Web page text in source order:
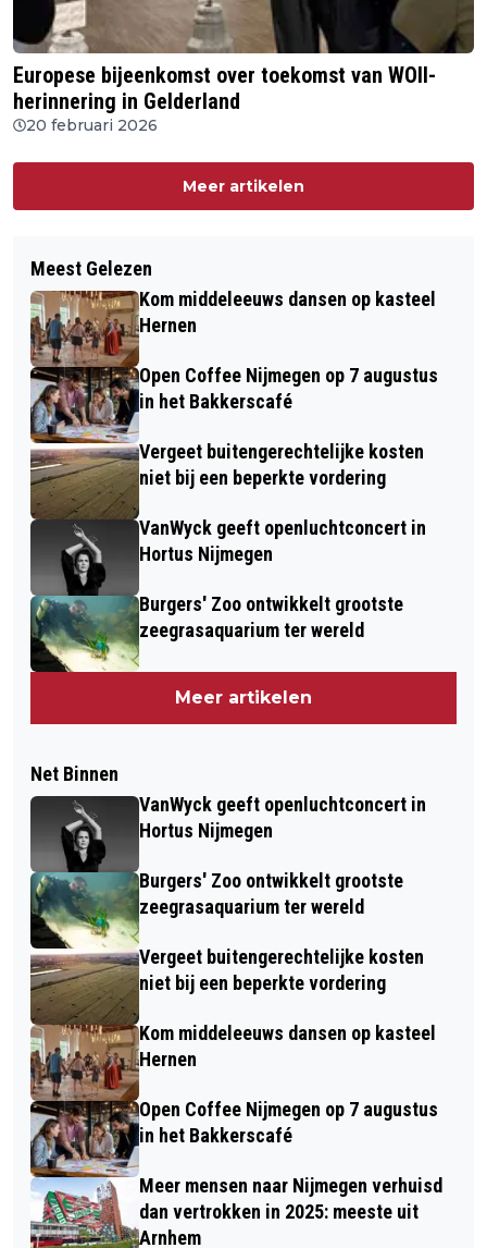
Europese bijeenkomst over toekomst van WOII-
herinnering in Gelderland
20 februari 2026
Meer artikelen
Meest Gelezen
Kom middeleeuws dansen op kasteel
Hernen
Open Coffee Nijmegen op 7 augustus
in het Bakkerscafé
Vergeet buitengerechtelijke kosten
niet bij een beperkte vordering
VanWyck geeft openluchtconcert in
Hortus Nijmegen
Burgers' Zoo ontwikkelt grootste
zeegrasaquarium ter wereld
Meer artikelen
Net Binnen
VanWyck geeft openluchtconcert in
Hortus Nijmegen
Burgers' Zoo ontwikkelt grootste
zeegrasaquarium ter wereld
Vergeet buitengerechtelijke kosten
niet bij een beperkte vordering
Kom middeleeuws dansen op kasteel
Hernen
Open Coffee Nijmegen op 7 augustus
in het Bakkerscafé
Meer mensen naar Nijmegen verhuisd
dan vertrokken in 2025: meeste uit
Arnhem